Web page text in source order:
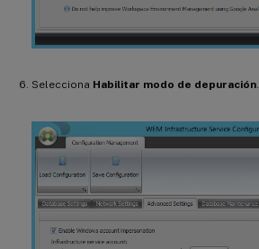
Selecciona Habilitar modo de depuración.